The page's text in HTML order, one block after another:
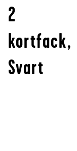
2
kortfack,
Svart